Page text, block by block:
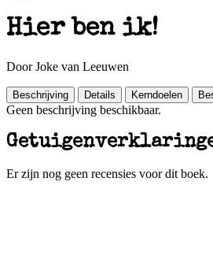
Hier ben ik!
Door Joke van Leeuwen
Beschrijving Details Kerndoelen
Geen beschrijving beschikbaar.
Er zijn nog geen recensies voor dit boek.